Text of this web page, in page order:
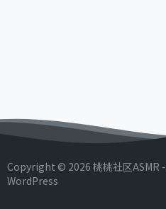
Copyright © 2026 桃桃社区ASMR -
WordPress